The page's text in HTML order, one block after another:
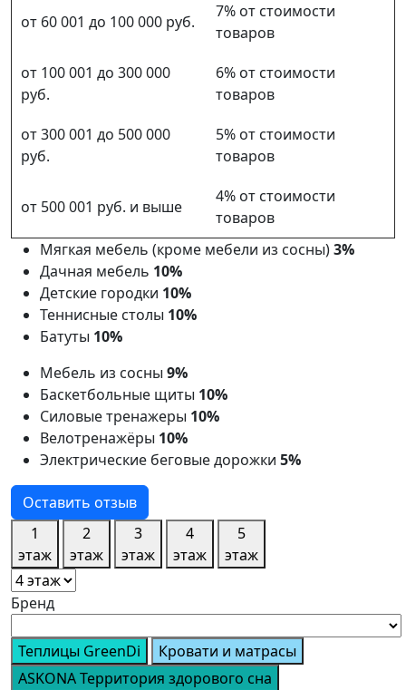
от 60 001 до 100 000 руб.
7% от стоимости
товаров
от 100 001 до 300 000
руб.
6% от стоимости
товаров
от 300 001 до 500 000
руб.
5% от стоимости
товаров
от 500 001 руб. и выше
4% от стоимости
товаров
Мягкая мебель (кроме мебели из сосны)3%
Дачная мебель 10%
Детские городки 10%
Теннисные столы 10%
Батуты 10%
Мебель из сосны 9%
Баскетбольные щиты 10%
Силовые тренажеры 10%
Велотренажёры 10%
Электрические беговые дорожки 5%
Оставить отзыв
1
этаж
2
этаж
3
этаж
4
этаж
5
этаж
Бренд
Теплицы GreenDi
Кровати и матрасы
ASKONA Территория здорового сна